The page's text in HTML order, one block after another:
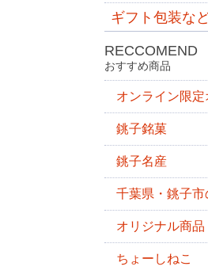
ギフト包装な
RECCOMEND
おすすめ商品
オンライン限
ャツ
銚子銘菓
銚子名産
千葉県・銚子市
オリジナル商品
ちょーしねこ